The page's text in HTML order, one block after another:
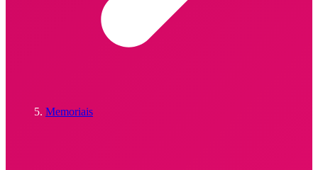
Memoriais